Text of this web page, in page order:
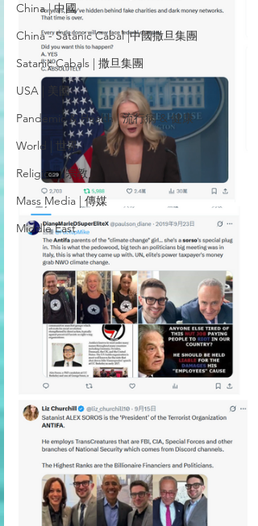
China | 中國
China - Satanic Cabal |中國撒旦集團
Satanic Cabals | 撒旦集團
USA | 美國
Pandemic & Health | 流行病 & 健康
World | 世界
Religion | 宗教
Mass Media | 傳媒
Middle East